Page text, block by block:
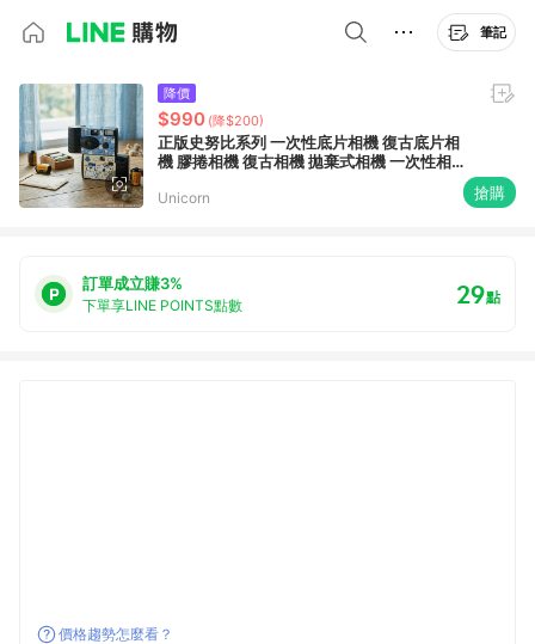
筆記
降價
$990 (降$200)
正版史努比系列 一次性底片相機 復古底片相
機 膠捲相機 復古相機 拋棄式相機 一次性相機
Unicorn 搶購
訂單成立賺3%
下單享LINE POINTS點數 29點
價格趨勢怎麼看？